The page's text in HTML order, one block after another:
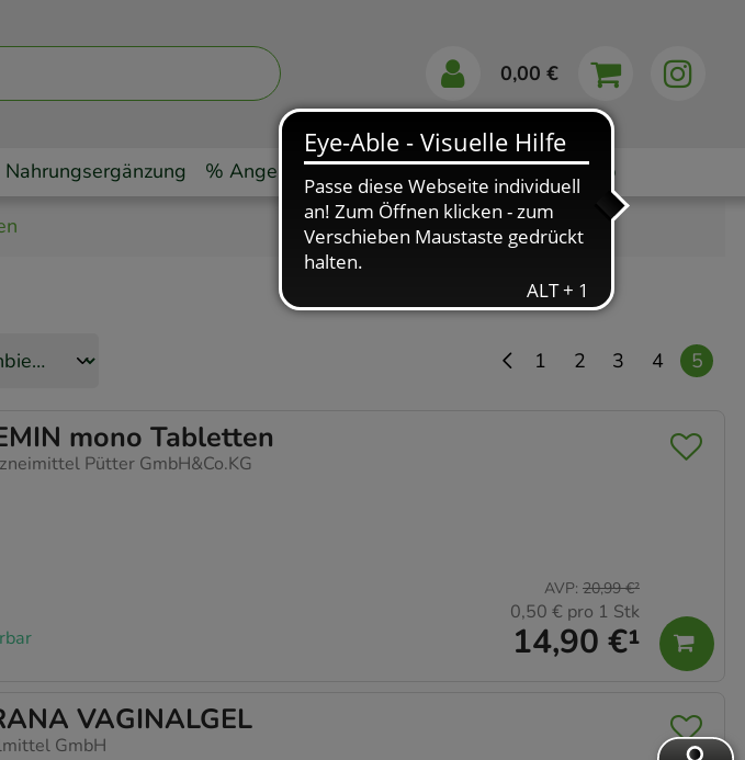
0,00 €
Nahrungsergänzung % Angebote Markenshops Ratgeber App
1 2 3 4 5
mono Tabletten
Pütter GmbH&Co.KG
14,90 €¹
AVP: 20,99 €²
0,50 € pro 1 Stk
VAGINALGEL
GmbH